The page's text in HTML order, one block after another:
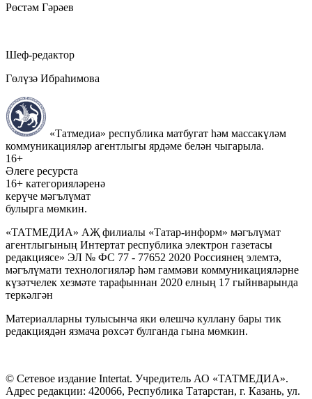
Рөстәм Гәрәев
Шеф-редактор
Гөлүзә Ибраһимова
«Татмедиа» республика матбугат һәм массакүләм
коммуникацияләр агентлыгы ярдәме белән чыгарыла.
16+
Әлеге ресурста
16+ категорияләренә
керүче мәгълүмат
булырга мөмкин.
«ТАТМЕДИА» АҖ филиалы «Татар-информ» мәгълүмат
агентлыгының Интертат республика электрон газетасы
редакциясе» ЭЛ № ФС 77 - 77652 2020 Россиянең элемтә,
мәгълүмати технологияләр һәм гаммәви коммуникацияләрне
күзәтчелек хезмәте тарафыннан 2020 елның 17 гыйнварында
теркәлгән
Материалларны тулысынча яки өлешчә куллану бары тик
редакциядән язмача рөхсәт булганда гына мөмкин.
© Сетевое издание Intertat. Учредитель АО «ТАТМЕДИА».
Адрес редакции: 420066, Республика Татарстан, г. Казань, ул.